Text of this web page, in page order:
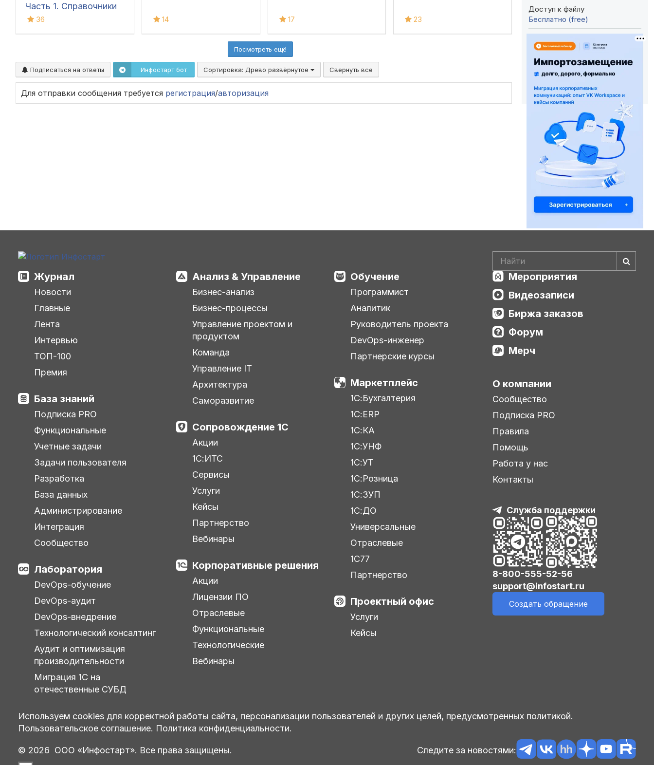
Часть 1. Справочники
36 14 17 23
Посмотреть ещё
Подписаться на ответы Инфостарт бот Сортировка: Древо развёрнутое Свернуть все
Для отправки сообщения требуется регистрация/авторизация
Доступ к файлу
Бесплатно (free)
Журнал
Новости
Главные
Лента
Интервью
ТОП-100
Премия
База знаний
Подписка PRO
Функциональные
Учетные задачи
Задачи пользователя
Разработка
База данных
Администрирование
Интеграция
Сообщество
Лаборатория
DevOps-обучение
DevOps-аудит
DevOps-внедрение
Технологический консалтинг
Аудит и оптимизация
производительности
Миграция 1С на
отечественные СУБД
Анализ & Управление
Бизнес-анализ
Бизнес-процессы
Управление проектом и
продуктом
Команда
Управление IT
Архитектура
Саморазвитие
Сопровождение 1С
Акции
1С:ИТС
Сервисы
Услуги
Кейсы
Партнерство
Вебинары
Корпоративные решения
Акции
Лицензии ПО
Отраслевые
Функциональные
Технологические
Вебинары
Обучение
Программист
Аналитик
Руководитель проекта
DevOps-инженер
Партнерские курсы
Маркетплейс
1С:Бухгалтерия
1С:ERP
1С:КА
1С:УНФ
1С:УТ
1С:Розница
1С:ЗУП
1С:ДО
Универсальные
Отраслевые
1С77
Партнерство
Проектный офис
Услуги
Кейсы
Мероприятия
Видеозаписи
Биржа заказов
Форум
Мерч
О компании
Сообщество
Подписка PRO
Правила
Помощь
Работа у нас
Контакты
Служба поддержки
8-800-555-52-56
support@infostart.ru
Создать обращение
Используем cookies для корректной работы сайта, персонализации пользователей и других целей, предусмотренных политикой.
Пользовательское соглашение. Политика конфиденциальности.
© 2026 ООО «Инфостарт». Все права защищены. Следите за новостями: